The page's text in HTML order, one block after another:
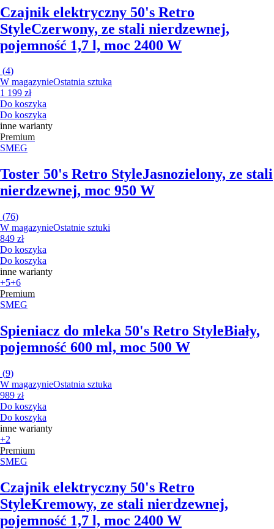
Czajnik elektryczny 50's Retro
StyleCzerwony, ze stali nierdzewnej,
pojemność 1,7 l, moc 2400 W
(4)
W magazynieOstatnia sztuka
1 199 zł
Do koszyka
Do koszyka
inne warianty
Premium
SMEG
Toster 50's Retro StyleJasnozielony, ze stali
nierdzewnej, moc 950 W
(76)
W magazynieOstatnie sztuki
849 zł
Do koszyka
Do koszyka
inne warianty
+5+6
Premium
SMEG
Spieniacz do mleka 50's Retro StyleBiały,
pojemność 600 ml, moc 500 W
(9)
W magazynieOstatnia sztuka
989 zł
Do koszyka
Do koszyka
inne warianty
+2
Premium
SMEG
Czajnik elektryczny 50's Retro
StyleKremowy, ze stali nierdzewnej,
pojemność 1,7 l, moc 2400 W